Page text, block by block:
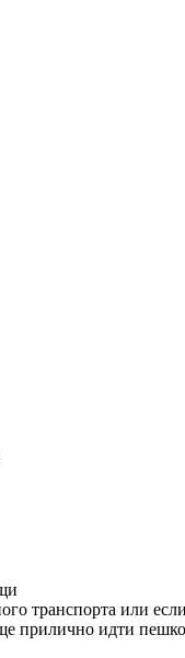
транспорта или
прилично идти